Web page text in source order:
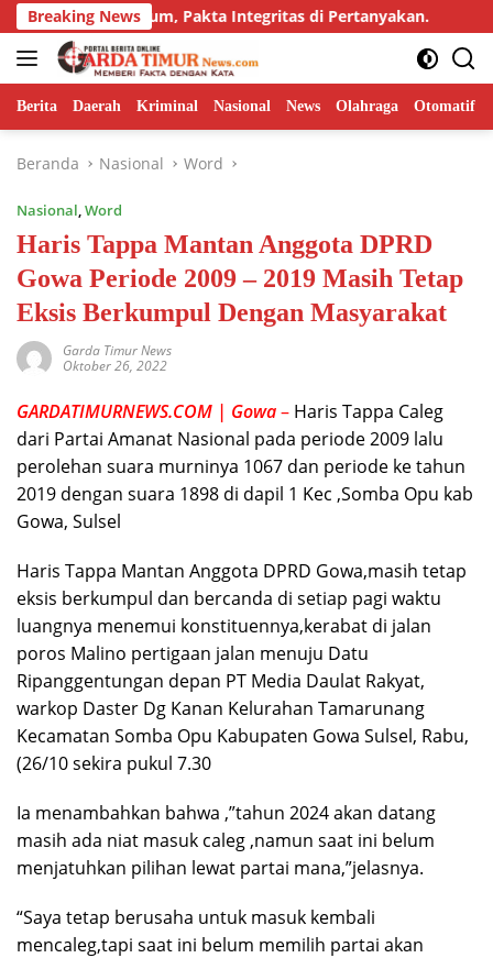
Langsung
ke
konten
Breaking News
Adendum, Pakta Integritas di Pertanyakan. Dorong
Berita Daerah Kriminal Nasional News Olahraga Otomatif
Beranda Nasional Word
Nasional,Word
Haris Tappa Mantan Anggota DPRD
Gowa Periode 2009 – 2019 Masih Tetap
Eksis Berkumpul Dengan Masyarakat
Garda Timur News
Oktober 26, 2022
GARDATIMURNEWS.COM | Gowa– Haris Tappa Caleg
dari Partai Amanat Nasional pada periode 2009 lalu
perolehan suara murninya 1067 dan periode ke tahun
2019 dengan suara 1898 di dapil 1 Kec ,Somba Opu kab
Gowa, Sulsel
Haris Tappa Mantan Anggota DPRD Gowa,masih tetap
eksis berkumpul dan bercanda di setiap pagi waktu
luangnya menemui konstituennya,kerabat di jalan
poros Malino pertigaan jalan menuju Datu
Ripanggentungan depan PT Media Daulat Rakyat,
warkop Daster Dg Kanan Kelurahan Tamarunang
Kecamatan Somba Opu Kabupaten Gowa Sulsel, Rabu,
(26/10 sekira pukul 7.30
Ia menambahkan bahwa ,”tahun 2024 akan datang
masih ada niat masuk caleg ,namun saat ini belum
menjatuhkan pilihan lewat partai mana,”jelasnya.
“Saya tetap berusaha untuk masuk kembali
mencaleg,tapi saat ini belum memilih partai akan